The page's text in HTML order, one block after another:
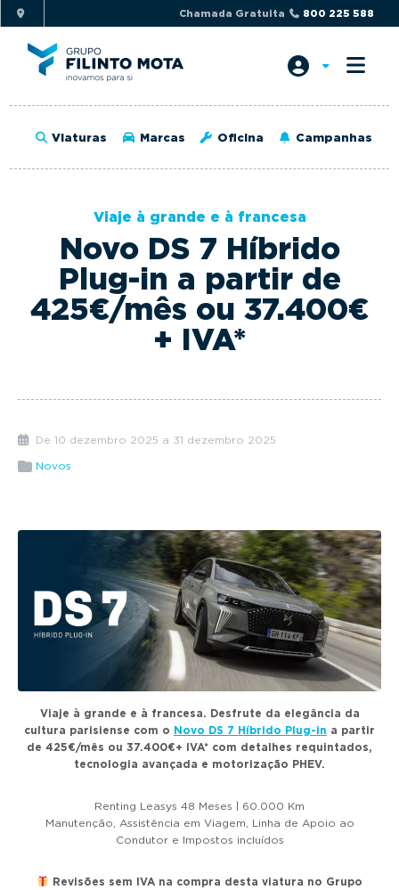
i
p
t
o
r
n
g
i
i
p
t
o
a
t
Chamada Gratuita 800 225 588
Viaturas Marcas Oficina Campanhas
Novo DS 7 Híbrido
Plug-in a partir de
425€/mês ou 37.400€
+ IVA*
Viaje à grande e à francesa
De 10 dezembro 2025 a 31 dezembro 2025
Novos
Viaje à grande e à francesa. Desfrute da elegância da
cultura parisiense com o Novo DS 7 Híbrido Plug-in a partir
de 425€/mês ou 37.400€+ IVA* com detalhes requintados,
tecnologia avançada e motorização PHEV.
Renting Leasys 48 Meses | 60.000 Km
Manutenção, Assistência em Viagem, Linha de Apoio ao
Condutor e Impostos incluídos
Revisões sem IVA na compra desta viatura no Grupo